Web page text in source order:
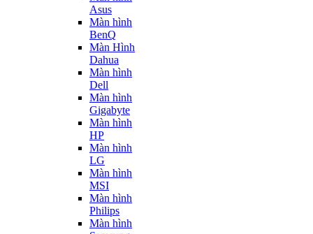
Asus
Màn hình
BenQ
Màn Hình
Dahua
Màn hình
Dell
Màn hình
Gigabyte
Màn hình
HP
Màn hình
LG
Màn hình
MSI
Màn hình
Philips
Màn hình